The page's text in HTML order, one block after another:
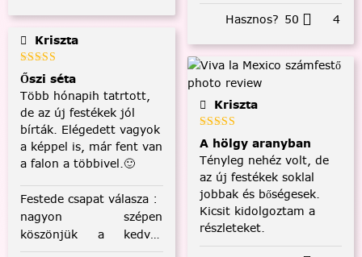
Kriszta
Őszi séta
Több hónapih tatrtott,
de az új festékek jól
bírták. Elégedett vagyok
a képpel is, már fent van
a falon a többivel.🙂
Festede csapat válasza :
nagyon szépen
köszönjük a kedves
visszajelzést! :)
Hasznos? 50 4
Kriszta
A hölgy aranyban
Tényleg nehéz volt, de
az új festékek soklal
jobbak és bőségesek.
Kicsit kidolgoztam a
részleteket.